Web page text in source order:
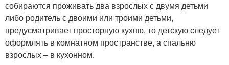
собираются проживать два взрослых с двумя детьми
либо родитель с двоими или троими детьми,
предусматривает просторную кухню, то детскую следует
оформлять в комнатном пространстве, а спальню
взрослых – в кухонном.